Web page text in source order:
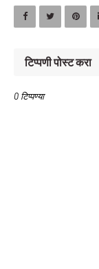
टिप्पणी पोस्ट करा
0 टिप्पण्या